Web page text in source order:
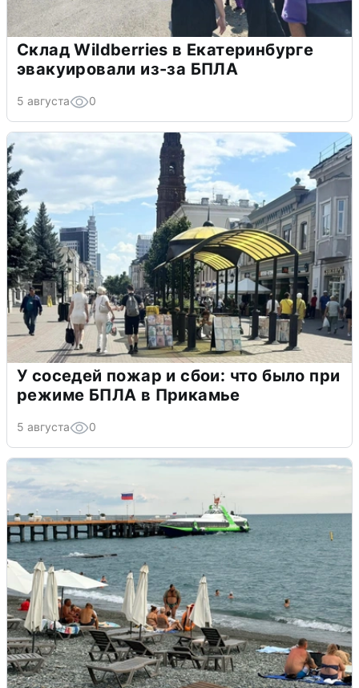
Склад Wildberries в Екатеринбурге
эвакуировали из-за БПЛА
5 августа 0
У соседей пожар и сбои: что было при
режиме БПЛА в Прикамье
5 августа 0